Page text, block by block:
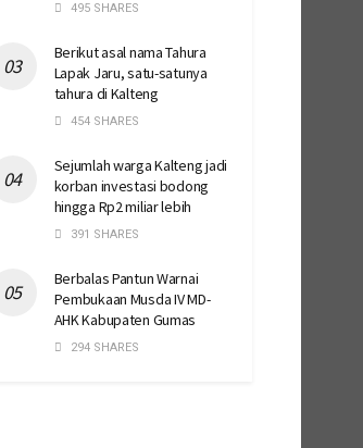
495 SHARES
Berikut asal nama Tahura
Lapak Jaru, satu-satunya
tahura di Kalteng
454 SHARES
Sejumlah warga Kalteng jadi
korban investasi bodong
hingga Rp2 miliar lebih
391 SHARES
Berbalas Pantun Warnai
Pembukaan Musda IV MD-
AHK Kabupaten Gumas
294 SHARES